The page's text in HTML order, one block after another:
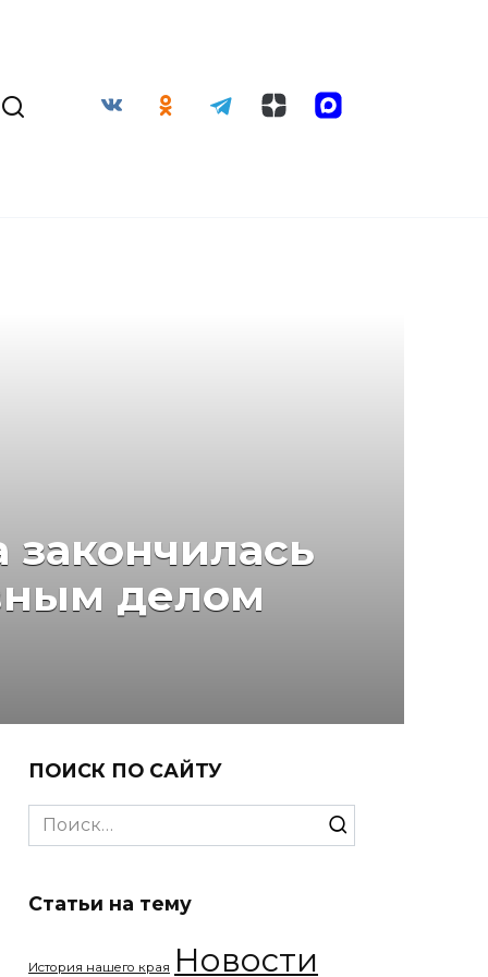
закончилась
делом
ПОИСК ПО САЙТУ
Search
for:
Статьи на тему
История нашего края Новости